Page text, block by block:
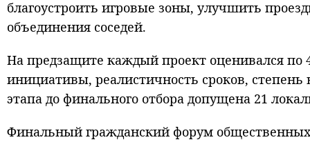
благоустроить игровые зоны, улучшить
объединения соседей.
На предзащите каждый проект оценивался
инициативы, реалистичность сроков,
этапа до финального отбора допущена 21
Финальный гражданский форум общественных